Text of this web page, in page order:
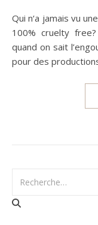
Qui n‘a jamais vu une marque brandir l‘argument du produit
100% cruelty
quand on sait
pour des